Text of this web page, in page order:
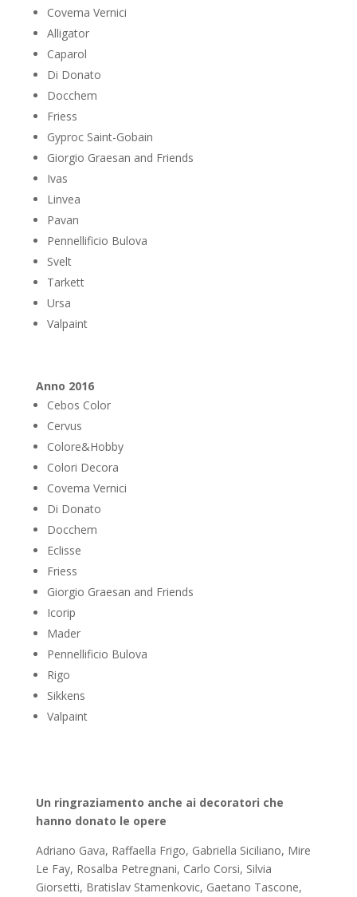
Covema Vernici
Alligator
Caparol
Di Donato
Docchem
Friess
Gyproc Saint-Gobain
Giorgio Graesan and Friends
Ivas
Linvea
Pavan
Pennellificio Bulova
Svelt
Tarkett
Ursa
Valpaint
Anno 2016
Cebos Color
Cervus
Colore&Hobby
Colori Decora
Covema Vernici
Di Donato
Docchem
Eclisse
Friess
Giorgio Graesan and Friends
Icorip
Mader
Pennellificio Bulova
Rigo
Sikkens
Valpaint
Un ringraziamento anche ai decoratori che
hanno donato le opere
Adriano Gava, Raffaella Frigo, Gabriella Siciliano, Mire
Le Fay, Rosalba Petregnani, Carlo Corsi, Silvia
Giorsetti, Bratislav Stamenkovic, Gaetano Tascone,